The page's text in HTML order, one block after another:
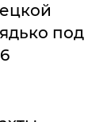
под